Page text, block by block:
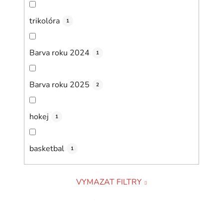
trikolóra 1
Barva roku 2024 1
Barva roku 2025 2
hokej 1
basketbal 1
VYMAZAT FILTRY